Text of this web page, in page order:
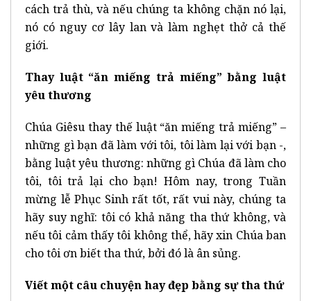
cách trả thù, và nếu chúng ta không chặn nó lại,
nó có nguy cơ lây lan và làm nghẹt thở cả thế
giới.
Thay luật “ăn miếng trả miếng” bằng luật
yêu thương
Chúa Giêsu thay thế luật “ăn miếng trả miếng” –
những gì bạn đã làm với tôi, tôi làm lại với bạn -,
bằng luật yêu thương: những gì Chúa đã làm cho
tôi, tôi trả lại cho bạn! Hôm nay, trong Tuần
mừng lễ Phục Sinh rất tốt, rất vui này, chúng ta
hãy suy nghĩ: tôi có khả năng tha thứ không, và
nếu tôi cảm thấy tôi không thể, hãy xin Chúa ban
cho tôi ơn biết tha thứ, bởi đó là ân sủng.
Viết một câu chuyện hay đẹp bằng sự tha thứ